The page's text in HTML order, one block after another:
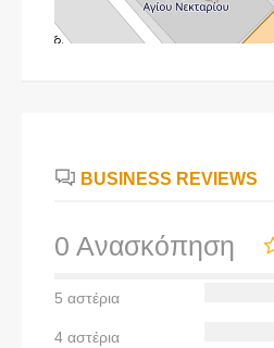
BUSINESS REVIEWS
0 Ανασκόπηση
5 αστέρια
4 αστέρια